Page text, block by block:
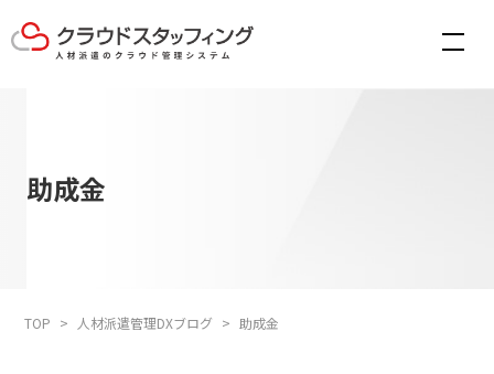
助成金
TOP 人材派遣管理DXブログ 助成金